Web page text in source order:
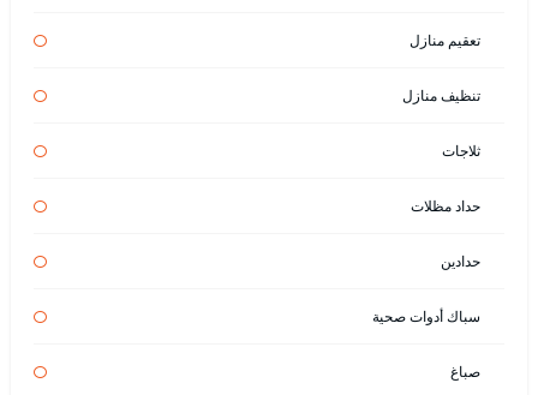
تعقيم منازل
تنظيف منازل
ثلاجات
حداد مظلات
حدادين
سباك أدوات صحية
صباغ